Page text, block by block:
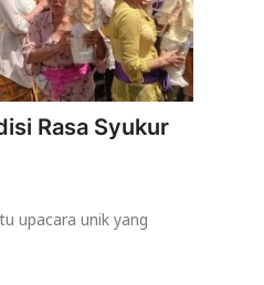
Rasa Syukur
upacara unik yang